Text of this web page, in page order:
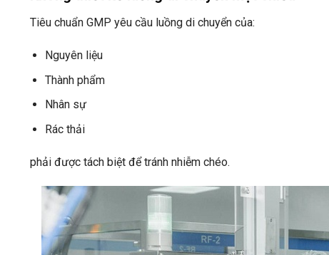
Tiêu chuẩn GMP yêu cầu luồng di chuyển của:
Nguyên liệu
Thành phẩm
Nhân sự
Rác thải
phải được tách biệt để tránh nhiễm chéo.